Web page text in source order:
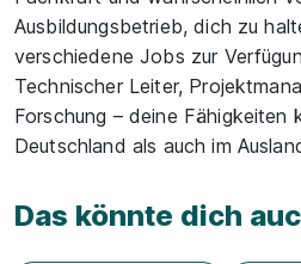
Ausbildungsbetrieb, dich zu
verschiedene Jobs zur
Technischer Leiter,
Forschung – deine Fähigkeiten
Deutschland als auch im
Das könnte dich